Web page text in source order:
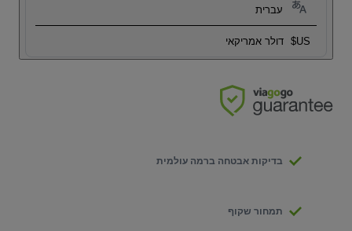
עברית
US$ דולר אמריקאי
בדיקות אבטחה ברמה עולמית
תמחור שקוף